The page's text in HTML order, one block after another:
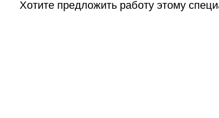
Хотите предложить работу этому